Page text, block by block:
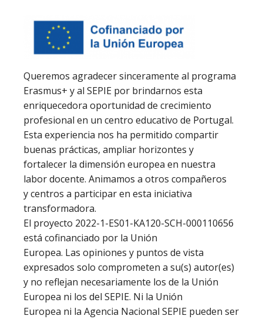
Queremos agradecer sinceramente al programa
Erasmus+ y al SEPIE por brindarnos esta
enriquecedora oportunidad de crecimiento
profesional en un centro educativo de Portugal.
Esta experiencia nos ha permitido compartir
buenas prácticas, ampliar horizontes y
fortalecer la dimensión europea en nuestra
labor docente. Animamos a otros compañeros
y centros a participar en esta iniciativa
transformadora.
El proyecto 2022-1-ES01-KA120-SCH-000110656
está cofinanciado por la Unión
Europea. Las opiniones y puntos de vista
expresados solo comprometen a su(s) autor(es)
y no reflejan necesariamente los de la Unión
Europea ni los del SEPIE. Ni la Unión
Europea ni la Agencia Nacional SEPIE pueden ser